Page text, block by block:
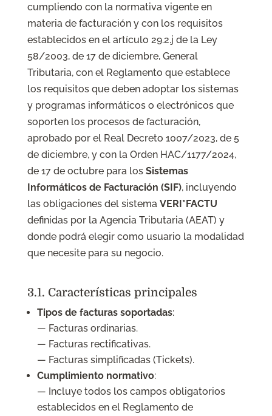
cumpliendo con la normativa vigente en
materia de facturación y con los requisitos
establecidos en el artículo 29.2.j de la Ley
58/2003, de 17 de diciembre, General
Tributaria, con el Reglamento que establece
los requisitos que deben adoptar los sistemas
y programas informáticos o electrónicos que
soporten los procesos de facturación,
aprobado por el Real Decreto 1007/2023, de 5
de diciembre, y con la Orden HAC/1177/2024,
de 17 de octubre para los Sistemas
Informáticos de Facturación (SIF), incluyendo
las obligaciones del sistema VERI*FACTU
definidas por la Agencia Tributaria (AEAT) y
donde podrá elegir como usuario la modalidad
que necesite para su negocio.
3.1. Características principales
Tipos de facturas soportadas:
— Facturas ordinarias.
— Facturas rectificativas.
— Facturas simplificadas (Tickets).
Cumplimiento normativo:
— Incluye todos los campos obligatorios
establecidos en el Reglamento de